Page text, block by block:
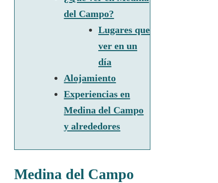
del Campo?
Lugares que
ver en un
día
Alojamiento
Experiencias en
Medina del Campo
y alrededores
Medina del Campo